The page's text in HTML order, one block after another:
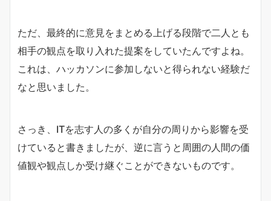
ただ、最終的に意見をまとめる上げる段階で二人とも
相手の観点を取り入れた提案をしていたんですよね。
これは、ハッカソンに参加しないと得られない経験だ
なと思いました。
さっき、ITを志す人の多くが自分の周りから影響を受
けていると書きましたが、逆に言うと周囲の人間の価
値観や観点しか受け継ぐことができないものです。